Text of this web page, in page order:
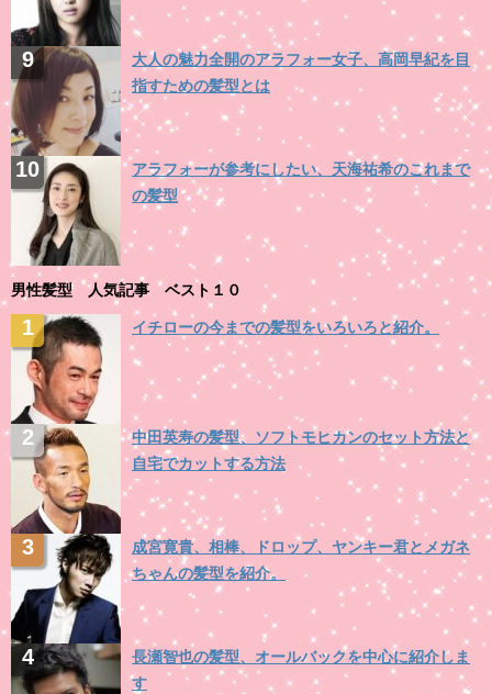
大人の魅力全開のアラフォー女子、高岡早紀を目
指すための髪型とは
アラフォーが参考にしたい、天海祐希のこれまで
の髪型
男性髪型 人気記事 ベスト１０
イチローの今までの髪型をいろいろと紹介。
中田英寿の髪型、ソフトモヒカンのセット方法と
自宅でカットする方法
成宮寛貴、相棒、ドロップ、ヤンキー君とメガネ
ちゃんの髪型を紹介。
長瀬智也の髪型、オールバックを中心に紹介しま
す